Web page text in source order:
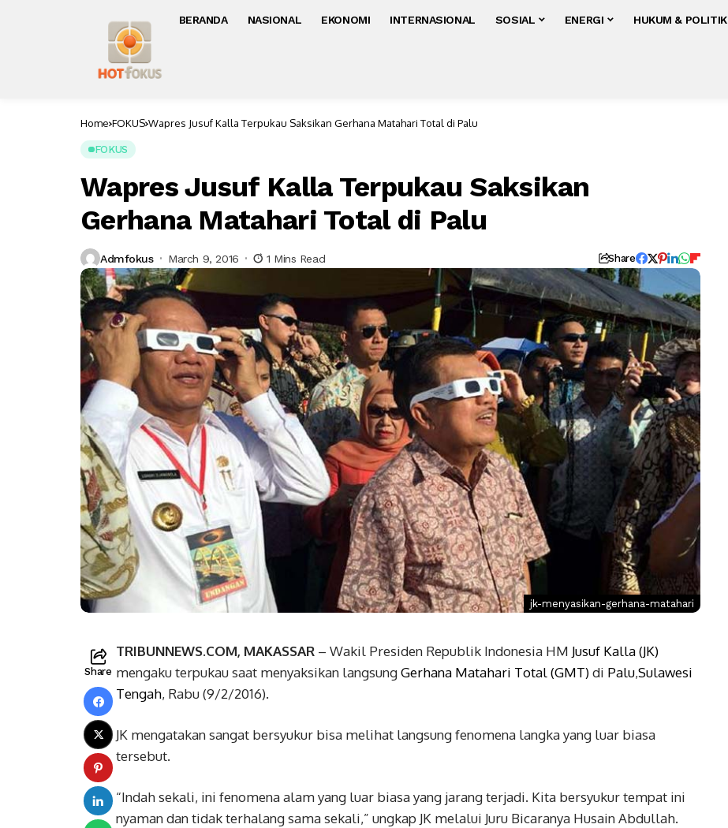
BERANDA NASIONAL EKONOMI INTERNASIONAL SOSIAL ENERGI HUKUM & POLITIK
Home FOKUS Wapres Jusuf Kalla Terpukau Saksikan Gerhana Matahari Total di Palu
FOKUS
Wapres Jusuf Kalla Terpukau Saksikan
Gerhana Matahari Total di Palu
Admfokus March 9, 2016 1 Mins Read Share
jk-menyasikan-gerhana-matahari
Share
TRIBUNNEWS.COM, MAKASSAR – Wakil Presiden Republik Indonesia HM Jusuf Kalla (JK)
mengaku terpukau saat menyaksikan langsungGerhana Matahari Total (GMT) di Palu,Sulawesi
Tengah, Rabu (9/2/2016).
JK mengatakan sangat bersyukur bisa melihat langsung fenomena langka yang luar biasa
tersebut.
“Indah sekali, ini fenomena alam yang luar biasa yang jarang terjadi. Kita bersyukur tempat ini
nyaman dan tidak terhalang sama sekali,” ungkap JK melalui Juru Bicaranya Husain Abdullah.